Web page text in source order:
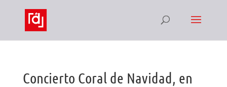
Concierto Coral de Navidad, en